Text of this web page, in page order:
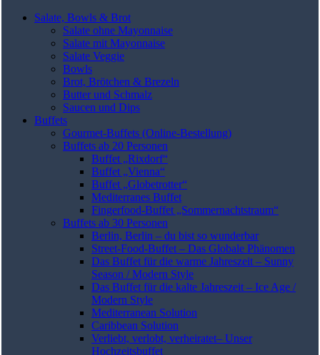
Salate, Bowls & Brot
Salate ohne Mayonnaise
Salate mit Mayonnaise
Salate Veggie
Bowls
Brot, Brötchen & Brezeln
Butter und Schmalz
Saucen und Dips
Buffets
Gourmet-Buffets (Online-Bestellung)
Buffets ab 20 Personen
Buffet „Rixdorf“
Buffet „Vienna“
Buffet „Globetrotter“
Mediterranes Buffet
Fingerfood-Buffet „Sommernachtstraum“
Buffets ab 30 Personen
Berlin, Berlin – du bist so wunderbar
Street-Food-Buffet – Das Globale Phänomen
Das Buffet für die warme Jahreszeit – Sunny
Season / Modern Style
Das Buffet für die kalte Jahreszeit – Ice Age /
Modern Style
Mediterranean Solution
Caribbean Solution
Verliebt, verlobt, verheiratet– Unser
Hochzeitsbuffet